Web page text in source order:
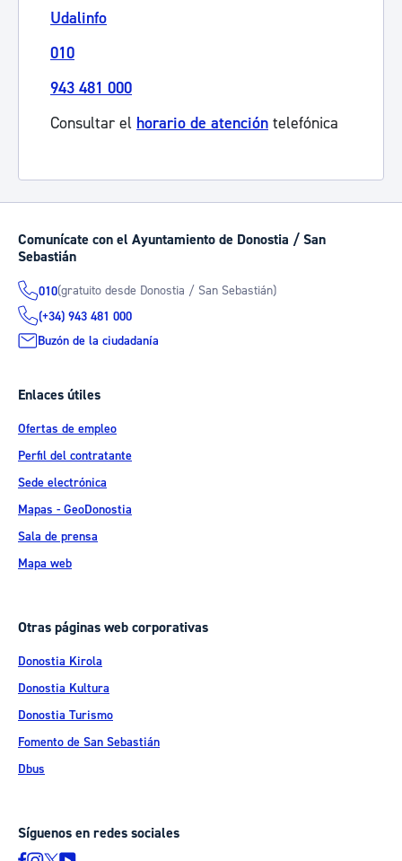
Udalinfo
010
943 481 000
Consultar el horario de atención telefónica
Comunícate con el Ayuntamiento de Donostia / San
Sebastián
010(gratuito desde Donostia / San Sebastián)
(+34) 943 481 000
Buzón de la ciudadanía
Enlaces útiles
Ofertas de empleo
Perfil del contratante
Sede electrónica
Mapas - GeoDonostia
Sala de prensa
Mapa web
Otras páginas web corporativas
Donostia Kirola
Donostia Kultura
Donostia Turismo
Fomento de San Sebastián
Dbus
Síguenos en redes sociales